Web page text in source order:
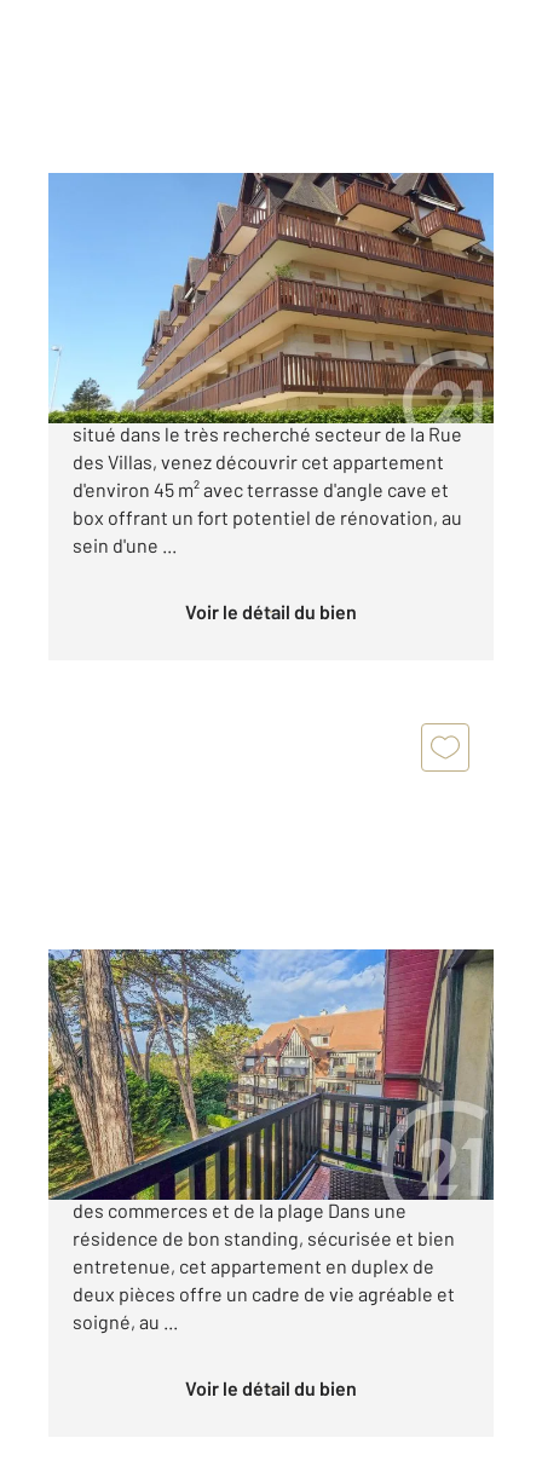
, 2 pièces
Appartement F2 à vendre
349 000 €
*** CENTURY 21 DEAUVILLE *** Idéalement
situé dans le très recherché secteur de la Rue
des Villas, venez découvrir cet appartement
d'environ 45 m² avec terrasse d'angle cave et
box offrant un fort potentiel de rénovation, au
sein d'une ...
Voir le détail du bien
DEAUVILLE 14
37,61 m2, 2 pièces
Ref : 5202
Appartement F2 à vendre
270 000 €
DEAUVILLE Secteur rue des Villas, à deux pas
des commerces et de la plage Dans une
résidence de bon standing, sécurisée et bien
entretenue, cet appartement en duplex de
deux pièces offre un cadre de vie agréable et
soigné, au ...
Voir le détail du bien